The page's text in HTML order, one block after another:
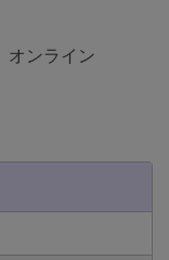
オンライン